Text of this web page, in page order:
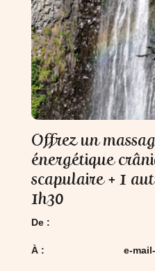
Offrez un
énergétique
scapulaire + 1
1h30
De :
À : e-